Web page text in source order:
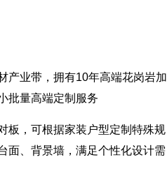
产业带，拥有10年高端花岗岩加
批量高端定制服务
板，可根据家装户型定制特殊规
面、背景墙，满足个性化设计需